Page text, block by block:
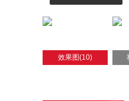
效果图(10)